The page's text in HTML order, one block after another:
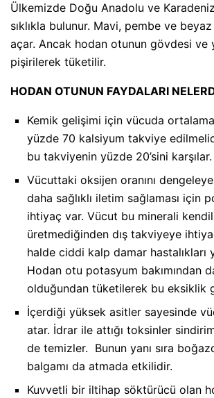
Ülkemizde Doğu Anadolu ve
sıklıkla bulunur. Mavi, pembe ve
açar. Ancak hodan otunun gövdesi ve
pişirilerek tüketilir.
HODAN OTUNUN FAYDALARI
Kemik gelişimi için vücuda
yüzde 70 kalsiyum takviye
bu takviyenin yüzde 20’sini karşılar.
Vücuttaki oksijen oranını
daha sağlıklı iletim sağlaması için
ihtiyaç var. Vücut bu minerali
üretmediğinden dış takviyeye
halde ciddi kalp damar hastalıkları
Hodan otu potasyum bakımından
olduğundan tüketilerek bu eksiklik
İçerdiği yüksek asitler sayesinde
atar. İdrar ile attığı toksinler
de temizler. Bunun yanı sıra
balgamı da atmada etkilidir.
Kuvvetli bir iltihap söktürücü olan